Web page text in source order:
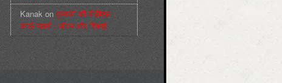
Kanakonपुस्‍तकों की पीडीएफ :
कार्ल मार्क्‍स : जीवन और शिक्षाएं